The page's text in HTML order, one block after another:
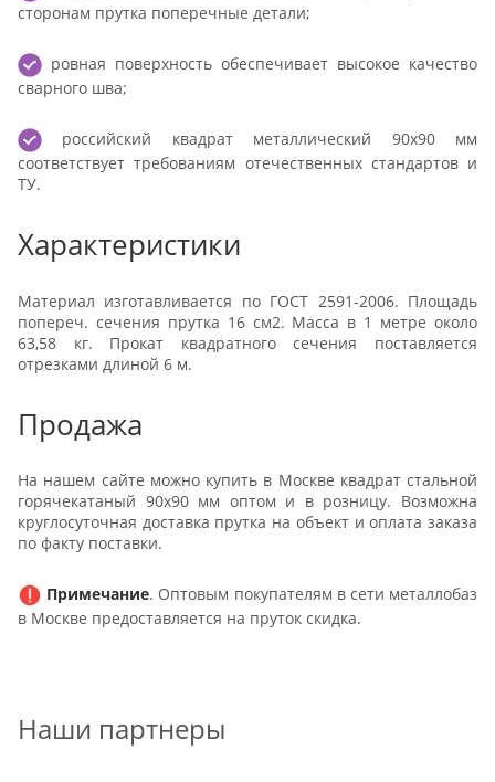
сторонам прутка поперечные детали;
ровная поверхность обеспечивает высокое качество
сварного шва;
российский квадрат металлический 90х90 мм
соответствует требованиям отечественных стандартов и
ТУ.
Характеристики
Материал изготавливается по ГОСТ 2591-2006. Площадь
попереч. сечения прутка 16 см2. Масса в 1 метре около
63,58 кг. Прокат квадратного сечения поставляется
отрезками длиной 6 м.
Продажа
На нашем сайте можно купить в Москве квадрат стальной
горячекатаный 90х90 мм оптом и в розницу. Возможна
круглосуточная доставка прутка на объект и оплата заказа
по факту поставки.
Примечание. Оптовым покупателям в сети металлобаз
в Москве предоставляется на пруток скидка.
Наши партнеры